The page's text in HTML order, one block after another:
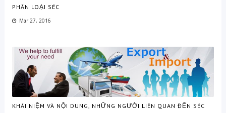
PHÂN LOẠI SÉC
Mar 27, 2016
KHÁI NIỆM VÀ NỘI DUNG, NHỮNG NGƯỜI LIÊN QUAN ĐẾN SÉC